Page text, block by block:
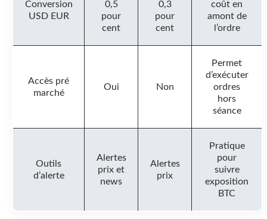
Conversion
USD EUR
0,5
pour
cent
0,3
pour
cent
coût en
amont de
l’ordre
Accès pré
marché
Oui Non
Permet
d’exécuter
ordres
hors
séance
Outils
d’alerte
Alertes
prix et
news
Alertes
prix
Pratique
pour
suivre
exposition
BTC